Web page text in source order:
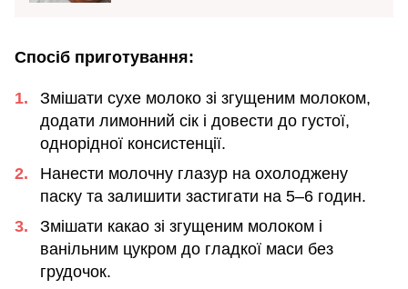
Спосіб приготування:
Змішати сухе молоко зі згущеним молоком,
додати лимонний сік і довести до густої,
однорідної консистенції.
Нанести молочну глазур на охолоджену
паску та залишити застигати на 5–6 годин.
Змішати какао зі згущеним молоком і
ванільним цукром до гладкої маси без
грудочок.